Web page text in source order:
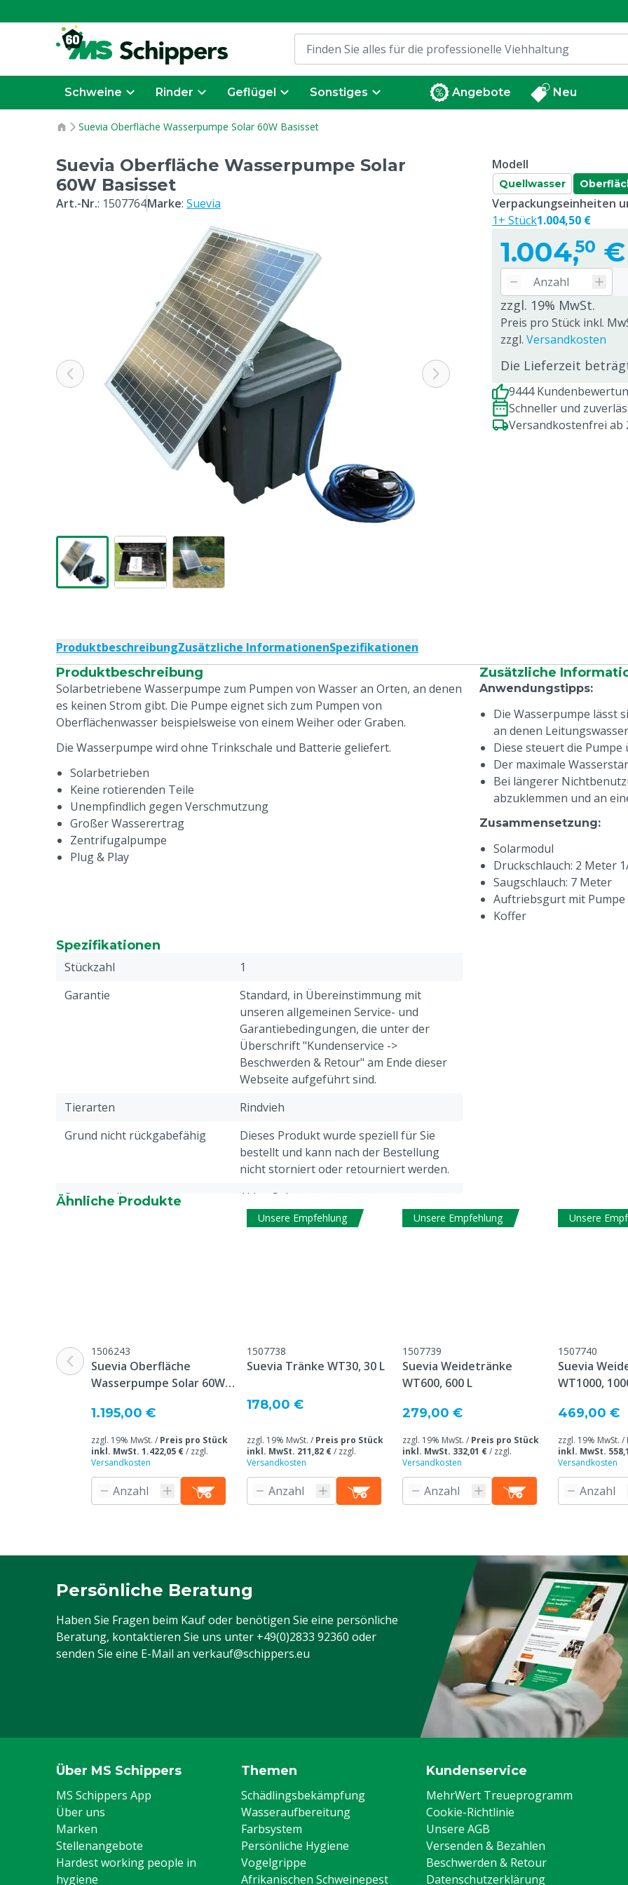
Schweine Rinder Geflügel Sonstiges Angebote Neu
Suevia Oberfläche Wasserpumpe Solar 60W Basisset
Suevia Oberfläche Wasserpumpe Solar
60W Basisset
Art.-Nr.: 1507764Marke: Suevia
Modell
Quellwasser
1.004,50 €
zzgl. 19% MwSt.
Preis pro Stück inkl.
zzgl. Versandkosten
Die Lieferzeit
Verpackungseinheiten
1+ Stück1.004,50 €
9444
Schneller und
Versandkostenfrei ab
ProduktbeschreibungZusätzliche InformationenSpezifikationen
Produktbeschreibung
Solarbetriebene Wasserpumpe zum Pumpen von Wasser an Orten, an denen
es keinen Strom gibt. Die Pumpe eignet sich zum Pumpen von
Oberflächenwasser beispielsweise von einem Weiher oder Graben.
Die Wasserpumpe wird ohne Trinkschale und Batterie geliefert.
Solarbetrieben
Keine rotierenden Teile
Unempfindlich gegen Verschmutzung
Großer Wasserertrag
Zentrifugalpumpe
Plug & Play
Zusätzliche
Anwendungstipps:
Die Wasserpumpe lässt
an denen
Diese steuert die
Der maximale
Bei längerer
abzuklemmen und an
Zusammensetzung:
Solarmodul
Druckschlauch: 2 Meter
Saugschlauch: 7 Meter
Auftriebsgurt mit Pumpe
Koffer
Spezifikationen
Stückzahl
1
Garantie
Standard, in Übereinstimmung mit
unseren allgemeinen Service- und
Garantiebedingungen, die unter der
Überschrift "Kundenservice ->
Beschwerden & Retour" am Ende dieser
Webseite aufgeführt sind.
Tierarten
Rindvieh
Grund nicht rückgabefähig
Dieses Produkt wurde speziell für Sie
bestellt und kann nach der Bestellung
nicht storniert oder retourniert werden.
Stromquelle
Akku, Solar
Stationär
Wasserstandsüberbrückung
Maximale Förderhöhe 3 m
Ähnliche Produkte
1506243
Suevia Oberfläche
Wasserpumpe Solar 60W
1.195,00 €
zzgl. 19% MwSt. / Preis pro Stück
inkl. MwSt. 1.422,05 €/ zzgl.
Versandkosten
Unsere Empfehlung
1507738
Suevia Tränke WT30, 30 L
178,00 €
zzgl. 19% MwSt. / Preis pro Stück
inkl. MwSt. 211,82 €/ zzgl.
Versandkosten
Unsere Empfehlung
1507739
Suevia Weidetränke
WT600, 600 L
279,00 €
zzgl. 19% MwSt. / Preis pro Stück
inkl. MwSt. 332,01 €/ zzgl.
Versandkosten
Unsere
1507740
Suevia
WT1000,
469,00 €
zzgl. 19% MwSt. /
inkl. MwSt.
Versandkosten
Persönliche Beratung
Haben Sie Fragen beim Kauf oder benötigen Sie eine persönliche
Beratung, kontaktieren Sie uns unter +49(0)2833 92360 oder
senden Sie eine E-Mail an verkauf@schippers.eu
Über MS Schippers
MS Schippers App
Über uns
Marken
Stellenangebote
Hardest working people in
hygiene
Themen
Schädlingsbekämpfung
Wasseraufbereitung
Farbsystem
Persönliche Hygiene
Vogelgrippe
Afrikanischen Schweinepest
Kundenservice
MehrWert Treueprogramm
Cookie-Richtlinie
Unsere AGB
Versenden & Bezahlen
Beschwerden & Retour
Datenschutzerklärung